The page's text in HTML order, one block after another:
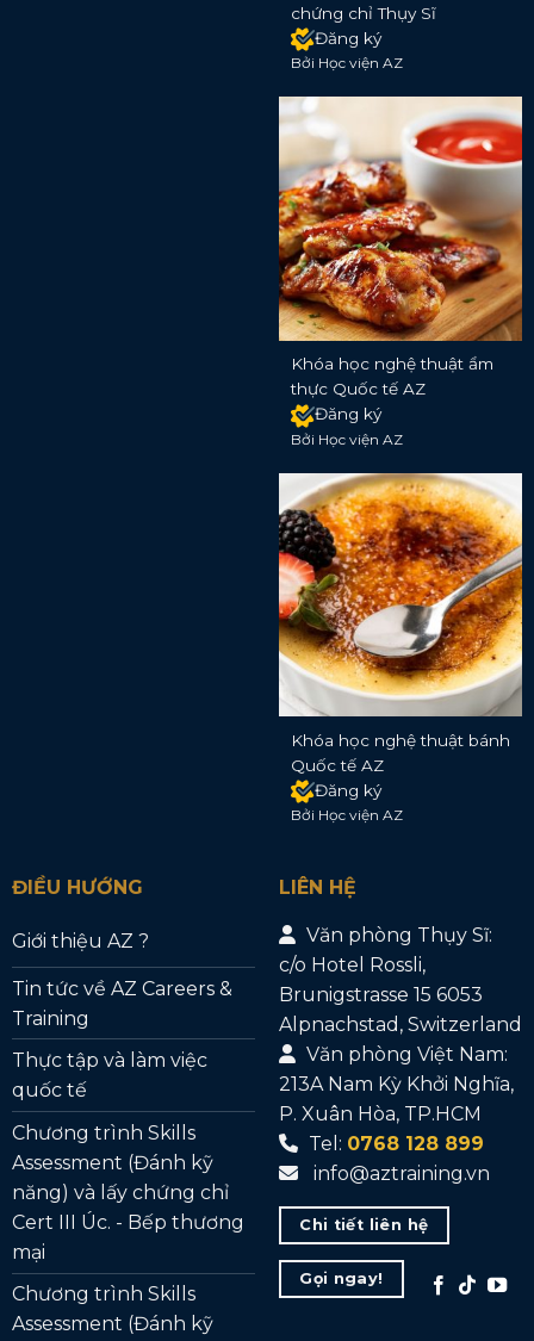
chứng chỉ Thụy Sĩ
Đăng ký
Bởi Học viện AZ
Khóa học nghệ thuật ẩm
thực Quốc tế AZ
Đăng ký
Bởi Học viện AZ
Khóa học nghệ thuật bánh
Quốc tế AZ
Đăng ký
Bởi Học viện AZ
ĐIỀU HƯỚNG
Giới thiệu AZ ?
Tin tức về AZ Careers &
Training
Thực tập và làm việc
quốc tế
Chương trình Skills
Assessment (Đánh kỹ
năng) và lấy chứng chỉ
Cert III Úc. - Bếp thương
mại
Chương trình Skills
Assessment (Đánh kỹ
LIÊN HỆ
Văn phòng Thụy Sĩ:
c/o Hotel Rossli,
Brunigstrasse 15 6053
Alpnachstad, Switzerland
Văn phòng Việt Nam:
213A Nam Kỳ Khởi Nghĩa,
P. Xuân Hòa, TP.HCM
Tel: 0768 128 899
info@aztraining.vn
Chi tiết liên hệ
Gọi ngay!